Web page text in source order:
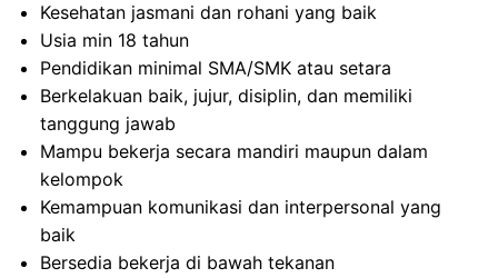
Kesehatan jasmani dan rohani yang baik
Usia min 18 tahun
Pendidikan minimal SMA/SMK atau setara
Berkelakuan baik, jujur, disiplin, dan memiliki
tanggung jawab
Mampu bekerja secara mandiri maupun dalam
kelompok
Kemampuan komunikasi dan interpersonal yang
baik
Bersedia bekerja di bawah tekanan